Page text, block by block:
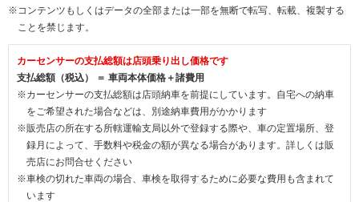
※コンテンツもしくはデータの全部または一部を無断で転写、転載、複製する
ことを禁じます。
カーセンサーの支払総額は店頭乗り出し価格です
支払総額（税込） ＝ 車両本体価格＋諸費用
※カーセンサーの支払総額は店頭納車を前提にしています。自宅への納車
をご希望された場合などは、別途納車費用がかかります
※販売店の所在する所轄運輸支局以外で登録する際や、車の定置場所、登
録月によって、手数料や税金の額が異なる場合があります。詳しくは販
売店にお問合せください
※車検の切れた車両の場合、車検を取得するために必要な費用も含まれて
います